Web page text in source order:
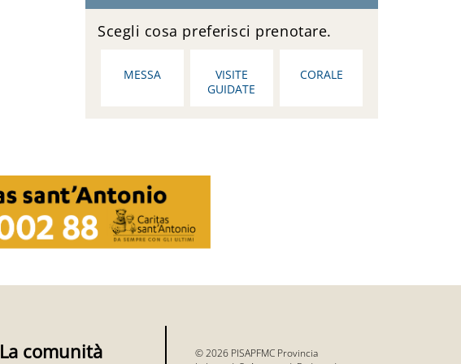
Scegli cosa preferisci prenotare.
MESSA
VISITE
GUIDATE
CORALE
La comunità
© 2026 PISAPFMC Provincia